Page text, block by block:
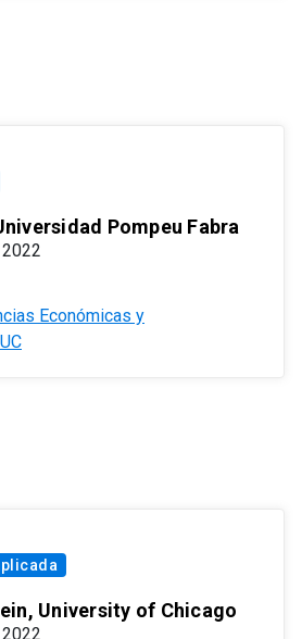
Pompeu Fabra
Económicas y
University of Chicago